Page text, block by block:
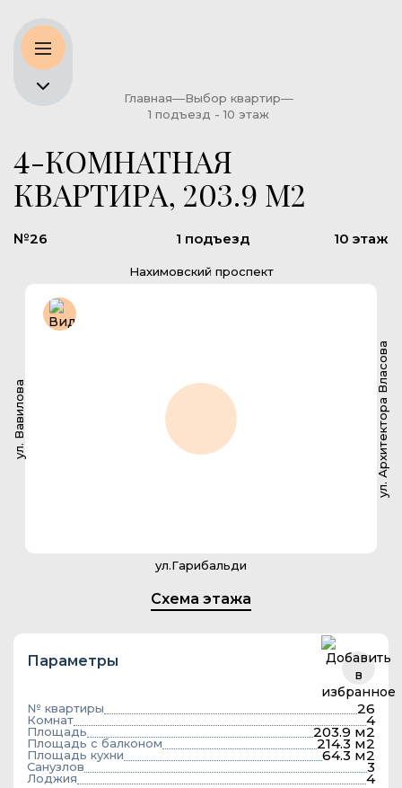
Главная
Выбор квартир
1 подъезд - 10 этаж
4-КОМНАТНАЯ
КВАРТИРА, 203.9 М2
№26 1 подъезд 10 этаж
ул. Вавилова
Нахимовский проспект
ул.Гарибальди
ул. Архитектора Власова
Схема этажа
Параметры
№ квартиры 26
Комнат 4
Площадь 203.9 м2
Площадь с балконом 214.3 м2
Площадь кухни 64.3 м2
Санузлов 3
Лоджия 4